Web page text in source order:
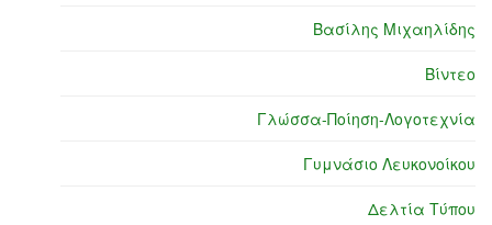
Βασίλης Μιχαηλίδης
Βίντεο
Γλώσσα-Ποίηση-Λογοτεχνία
Γυμνάσιο Λευκονοίκου
Δελτία Τύπου